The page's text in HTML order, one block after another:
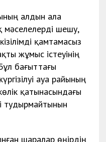
алдын ала
мәселелерді шешу,
қамтамасыз
жұмыс істеуінің
бағыттағы
ауа райының
қатынасындағы
тудырмайтынын
шаралар өңірдің